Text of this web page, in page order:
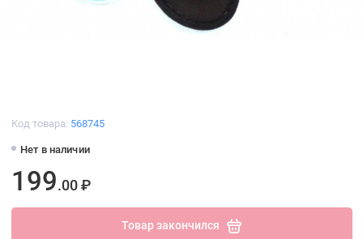
Код товара: 568745
Нет в наличии
199.00 ₽
Товар закончился